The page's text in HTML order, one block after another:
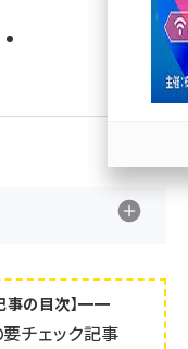
事の目次】━━
チェック記事